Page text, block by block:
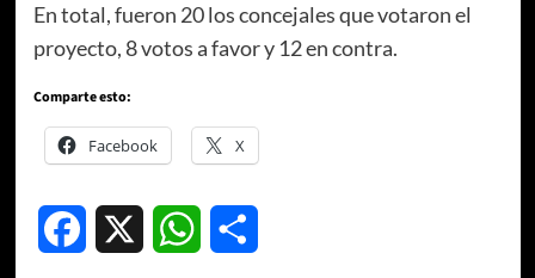
En total, fueron 20 los concejales que votaron el
proyecto, 8 votos a favor y 12 en contra.
Comparte esto:
Facebook X
Facebook WhatsApp